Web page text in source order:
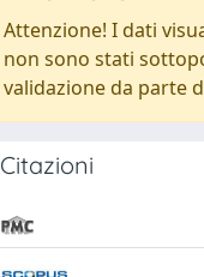
Attenzione! I dati
non sono stati
validazione da parte
Citazioni